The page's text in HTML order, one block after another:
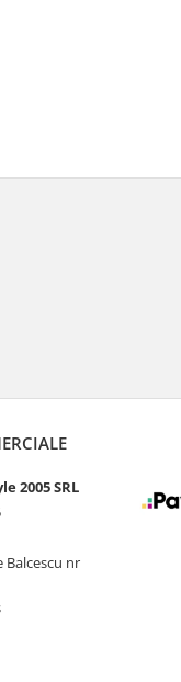
2005 SRL
Balcescu nr